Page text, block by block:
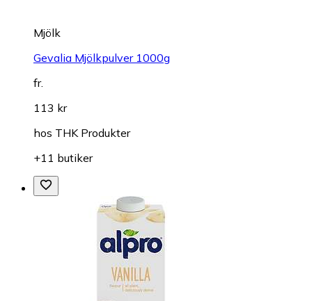
Mjölk
Gevalia Mjölkpulver 1000g
fr.
113 kr
hos THK Produkter
+11 butiker